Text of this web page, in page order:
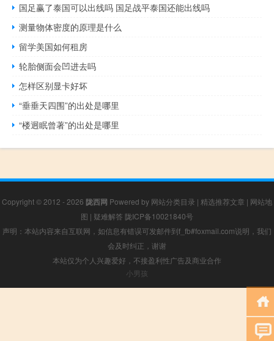
国足赢了泰国可以出线吗 国足战平泰国还能出线吗
测量物体密度的原理是什么
留学美国如何租房
轮胎侧面会凹进去吗
怎样区别显卡好坏
“垂垂天四围”的出处是哪里
“楼迥眠曾著”的出处是哪里
Copyright © 2012 - 2026 陇西网 Powered by 网站分类目录 | 精选推荐文章 | 网站地
图 | 疑难解答 陇ICP备10021840号
声明：本站内容来自互联网，如信息有错误可发邮件到f_fb#foxmail.com说明，我们
会及时纠正，谢谢
本站仅为个人兴趣爱好，不接盈利性广告及商业合作
小男孩